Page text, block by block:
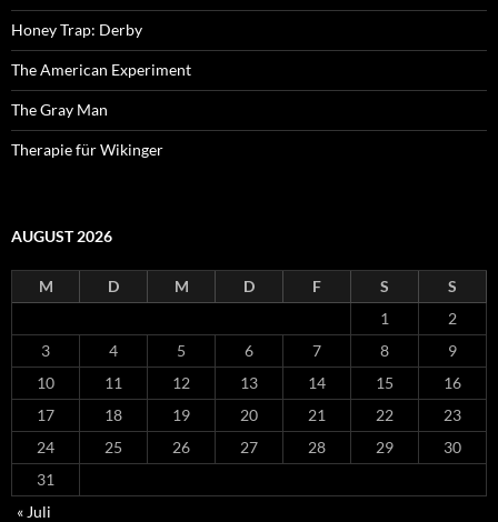
Honey Trap: Derby
The American Experiment
The Gray Man
Therapie für Wikinger
AUGUST 2026
M D M D F S
S
1
2
3
4 5 6 7 8
9
10
11 12 13 14 15
16
17
18 19 20 21 22
23
24
25 26 27 28 29
30
31
« Juli